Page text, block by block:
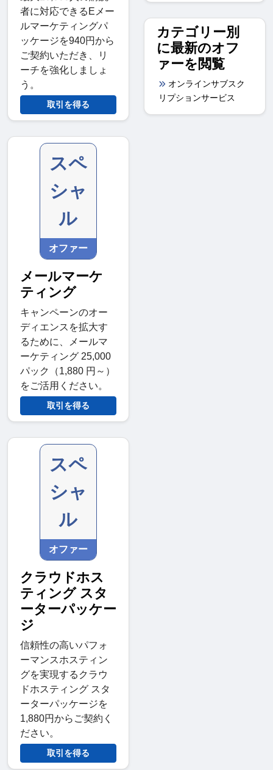
者に対応できるEメー
ルマーケティングパ
ッケージを940円から
ご契約いただき、リ
ーチを強化しましょ
う。
取引を得る
スペ
シャ
ル
オファー
メールマーケ
ティング
キャンペーンのオー
ディエンスを拡大す
るために、メールマ
ーケティング 25,000
パック（1,880 円～）
をご活用ください。
取引を得る
スペ
シャ
ル
オファー
クラウドホス
ティング スタ
ーターパッケー
ジ
信頼性の高いパフォ
ーマンスホスティン
グを実現するクラウ
ドホスティング スタ
ーターパッケージを
1,880円からご契約く
ださい。
取引を得る
カテゴリー別
に最新のオフ
ァーを閲覧
オンラインサブスク
リプションサービス